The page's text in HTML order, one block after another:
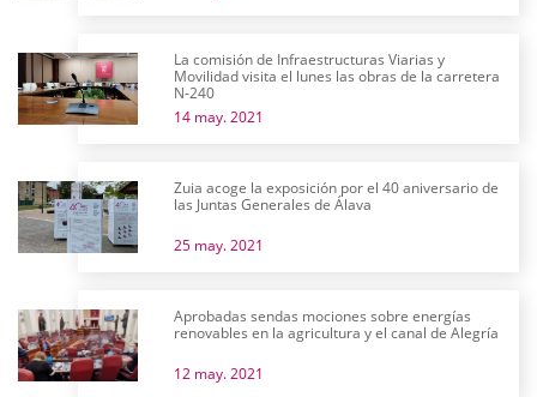
La comisión de Infraestructuras Viarias y
Movilidad visita el lunes las obras de la carretera
N-240
14 may. 2021
Zuia acoge la exposición por el 40 aniversario de
las Juntas Generales de Álava
25 may. 2021
Aprobadas sendas mociones sobre energías
renovables en la agricultura y el canal de Alegría
12 may. 2021